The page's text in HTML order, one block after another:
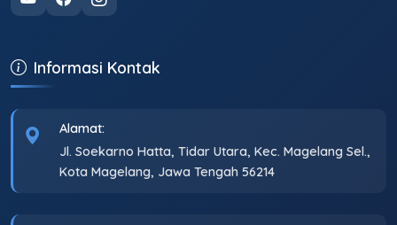
Informasi Kontak
Alamat:
Jl. Soekarno Hatta, Tidar Utara, Kec. Magelang Sel.,
Kota Magelang, Jawa Tengah 56214